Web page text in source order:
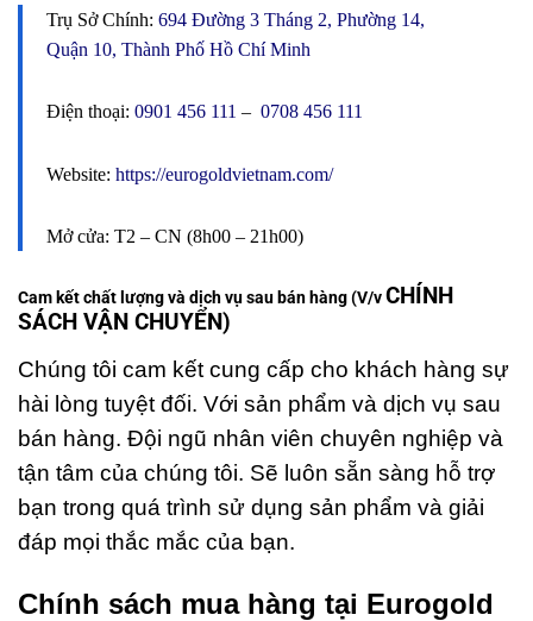
Trụ Sở Chính: 694 Đường 3 Tháng 2, Phường 14,
Quận 10, Thành Phố Hồ Chí Minh
Điện thoại: 0901 456 111 – 0708 456 111
Website: https://eurogoldvietnam.com/
Mở cửa: T2 – CN (8h00 – 21h00)
Cam kết chất lượng và dịch vụ sau bán hàng (V/vCHÍNH
SÁCH VẬN CHUYỂN)
Chúng tôi cam kết cung cấp cho khách hàng sự
hài lòng tuyệt đối. Với sản phẩm và dịch vụ sau
bán hàng. Đội ngũ nhân viên chuyên nghiệp và
tận tâm của chúng tôi. Sẽ luôn sẵn sàng hỗ trợ
bạn trong quá trình sử dụng sản phẩm và giải
đáp mọi thắc mắc của bạn.
Chính sách mua hàng tại Eurogold